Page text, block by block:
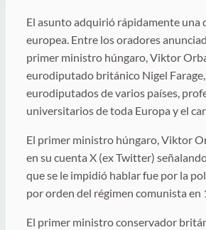
El asunto adquirió rápidamente una
europea. Entre los oradores
primer ministro húngaro, Viktor
eurodiputado británico Nigel
eurodiputados de varios países,
universitarios de toda Europa y el
El primer ministro húngaro, Viktor
en su cuenta X (ex Twitter)
que se le impidió hablar fue por la
por orden del régimen comunista en
El primer ministro conservador